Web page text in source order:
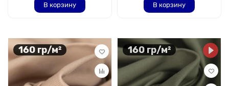
В корзину В корзину
160 гр/м² 160 гр/м²